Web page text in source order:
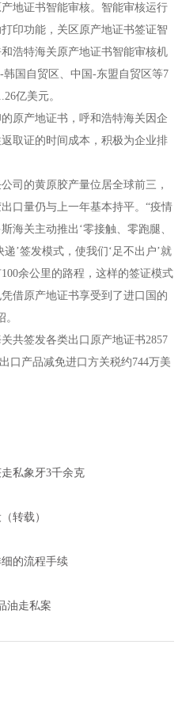
地证书智能审核。智能审核运行
印功能，关区原产地证书签证智
浩特海关原产地证书智能审核机
国自贸区、中国-东盟自贸区等7
亿美元。
原产地证书，呼和浩特海关因企
取证的时间成本，积极为企业排
司的黄原胶产量位居全球前三，
口量仍与上一年基本持平。“疫情
海关主动推出‘零接触、零跑腿、
’签发模式，使我们‘足不出户’就
余公里的路程，这样的签证模式
借原产地证书享受到了进口国的
共签发各类出口原产地证书2857
口产品减免进口方关税约744万美
私象牙3千余克
转载）
的流程手续
油走私案